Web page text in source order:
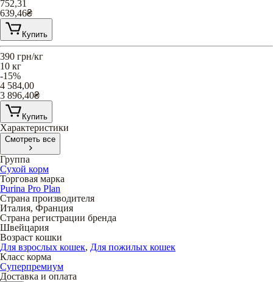
752,31
639,46₴
Купить
390 грн/кг
10 кг
-15%
4 584,00
3 896,40₴
Купить
Характеристики
Смотреть все
Группа
Сухой корм
Торговая марка
Purina Pro Plan
Страна производителя
Италия, Франция
Страна регистрации бренда
Швейцария
Возраст кошки
Для взрослых кошек, Для пожилых кошек
Класс корма
Суперпремиум
Доставка и оплата